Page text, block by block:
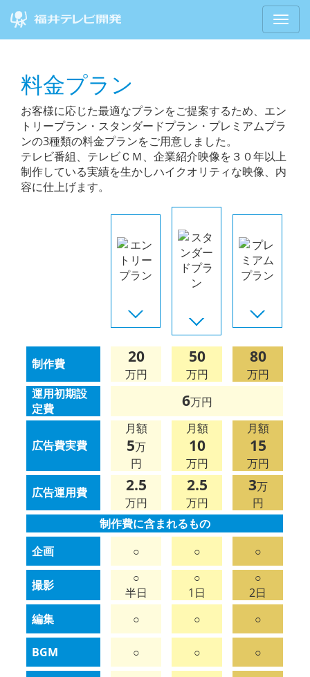
料金プラン
お客様に応じた最適なプランをご提案するため、エン
トリープラン・スタンダードプラン・プレミアムプラ
ンの3種類の料金プランをご用意しました。
テレビ番組、テレビＣＭ、企業紹介映像を３０年以上
制作している実績を生かしハイクオリティな映像、内
容に仕上げます。
制作費 20
万円
50
万円
80
万円
運用初期設
定費
6万円
広告費実費
月額
5万
円
月額
10
万円
月額
15
万円
広告運用費
2.5
万円
2.5
万円
3万
円
制作費に含まれるもの
企画
○ ○ ○
撮影
○
半日
○
1日
○
2日
編集
○ ○ ○
BGM ○ ○ ○